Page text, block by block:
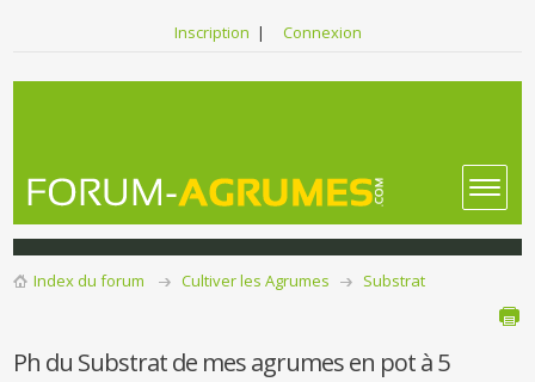
Inscription | Connexion
Index du forum Cultiver les Agrumes Substrat
Ph du Substrat de mes agrumes en pot à 5